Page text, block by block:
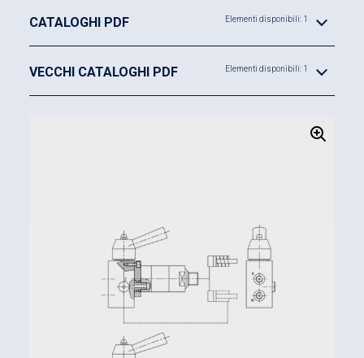
CATALOGHI PDF Elementi disponibili: 1
VECCHI CATALOGHI PDF Elementi disponibili: 1